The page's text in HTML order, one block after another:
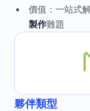
價值：一站式
製作難題
夥伴類型